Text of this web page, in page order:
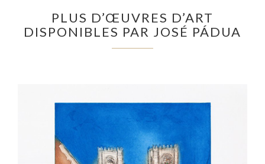
PLUS D’ŒUVRES D’ART
DISPONIBLES PAR JOSÉ PÁDUA